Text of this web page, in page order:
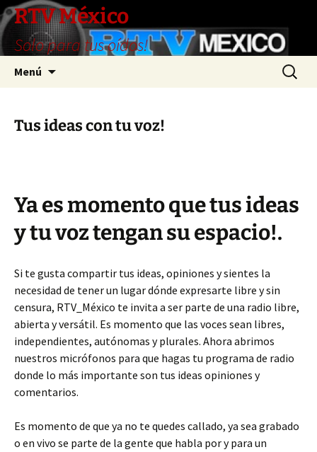
RTV México
Solo para tus oídos!
Menú Buscar:
Tus ideas con tu voz!
Ya es momento que tus ideas
y tu voz tengan su espacio!.
Si te gusta compartir tus ideas, opiniones y sientes la
necesidad de tener un lugar dónde expresarte libre y sin
censura, RTV_México te invita a ser parte de una radio libre,
abierta y versátil. Es momento que las voces sean libres,
independientes, autónomas y plurales. Ahora abrimos
nuestros micrófonos para que hagas tu programa de radio
donde lo más importante son tus ideas opiniones y
comentarios.
Es momento de que ya no te quedes callado, ya sea grabado
o en vivo se parte de la gente que habla por y para un